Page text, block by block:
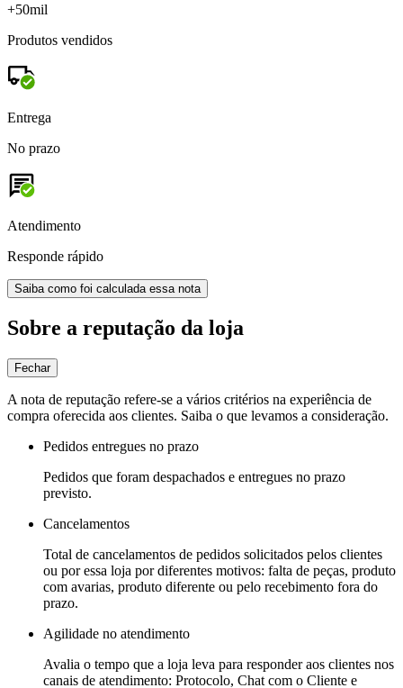
+50mil
Produtos vendidos
Entrega
No prazo
Atendimento
Responde rápido
Saiba como foi calculada essa nota
Sobre a reputação da loja
Fechar
A nota de reputação refere-se a vários critérios na experiência de
compra oferecida aos clientes. Saiba o que levamos a consideração.
Pedidos entregues no prazo
Pedidos que foram despachados e entregues no prazo
previsto.
Cancelamentos
Total de cancelamentos de pedidos solicitados pelos clientes
ou por essa loja por diferentes motivos: falta de peças, produto
com avarias, produto diferente ou pelo recebimento fora do
prazo.
Agilidade no atendimento
Avalia o tempo que a loja leva para responder aos clientes nos
canais de atendimento: Protocolo, Chat com o Cliente e